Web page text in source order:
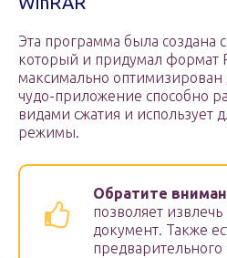
Эта программа была создана
который и придумал формат
максимально оптимизирован
чудо-приложение способно
видами сжатия и использует
режимы.
Обратите
позволяет
документ. Также
предварительного